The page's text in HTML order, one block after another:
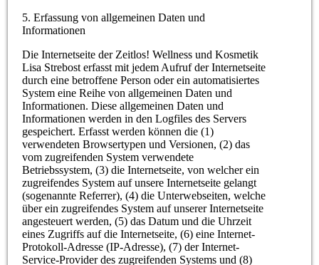
5. Erfassung von allgemeinen Daten und
Informationen
Die Internetseite der Zeitlos! Wellness und Kosmetik
Lisa Strebost erfasst mit jedem Aufruf der Internetseite
durch eine betroffene Person oder ein automatisiertes
System eine Reihe von allgemeinen Daten und
Informationen. Diese allgemeinen Daten und
Informationen werden in den Logfiles des Servers
gespeichert. Erfasst werden können die (1)
verwendeten Browsertypen und Versionen, (2) das
vom zugreifenden System verwendete
Betriebssystem, (3) die Internetseite, von welcher ein
zugreifendes System auf unsere Internetseite gelangt
(sogenannte Referrer), (4) die Unterwebseiten, welche
über ein zugreifendes System auf unserer Internetseite
angesteuert werden, (5) das Datum und die Uhrzeit
eines Zugriffs auf die Internetseite, (6) eine Internet-
Protokoll-Adresse (IP-Adresse), (7) der Internet-
Service-Provider des zugreifenden Systems und (8)